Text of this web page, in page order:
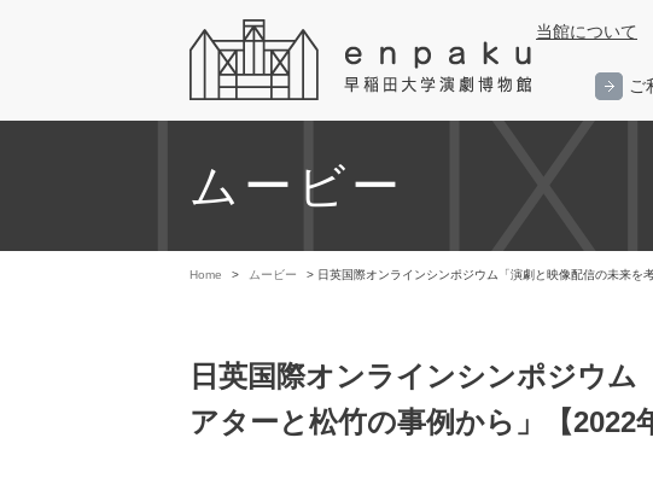
当館について
ご
ムービー
Home > ムービー > 日英国際オンラインシンポジウム「演劇と映像配信の未来
日英国際オンラインシンポジウ
アターと松竹の事例から」【2022